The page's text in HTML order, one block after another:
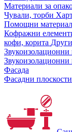
Материали за
Чували, торби
Помощни
Кофражни
кофи, корита
Звукоизолационни
Фасада
Фасадни плоскости